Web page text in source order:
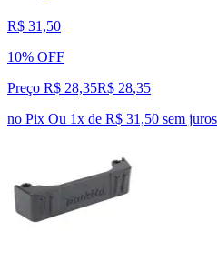
R$ 31,50
10% OFF
Preço R$ 28,35R$ 28,35
no Pix Ou 1x de R$ 31,50 sem juros